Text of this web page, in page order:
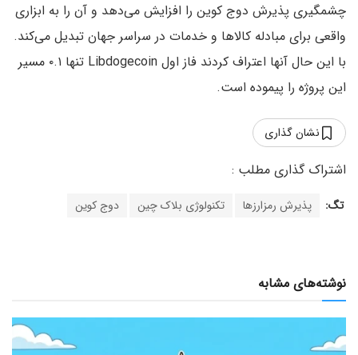
چشمگیری پذیرش دوج کوین را افزایش می‌دهد و آن را به ابزاری
واقعی برای مبادله کالاها و خدمات در سراسر جهان تبدیل می‌کند.
با این حال آنها اعتراف کردند فاز اول Libdogecoin تنها ۰.۱ مسیر
این پروژه را پیموده است.
نشان گذاری
تگ: پذیرش رمزارزها تکنولوژی بلاک چین دوج کوین
نوشته‌های مشابه